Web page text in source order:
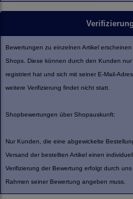
Bewertungen zu einzelnen Artikel
Shops. Diese können durch den Kunden
registriert hat und sich mit seiner E-Mail-
weitere Verifizierung findet nicht statt.
Shopbewertungen über Shopauskunft:
Nur Kunden, die eine abgewickelte
Versand der bestellten Artikel einen
Verifizierung der Bewertung erfolgt durch
Rahmen seiner Bewertung angeben muss.